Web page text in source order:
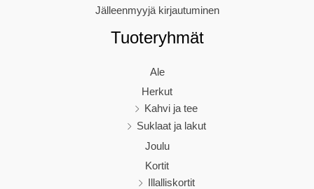
Jälleenmyyjä kirjautuminen
Tuoteryhmät
Ale
Herkut
Kahvi ja tee
Suklaat ja lakut
Joulu
Kortit
Illalliskortit